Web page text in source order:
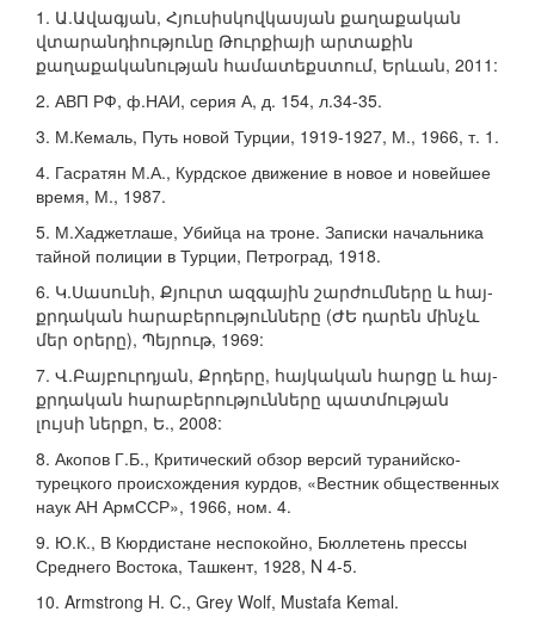
1. Ա.Ավագյան, Հյուսիսկովկասյան քաղաքական
վտարանդիությունը Թուրքիայի արտաքին
քաղաքականության համատեքստում, Երևան, 2011:
2. АВП РФ, ф.НАИ, серия А, д. 154, л.34-35.
3. М.Кемаль, Путь новой Турции, 1919-1927, М., 1966, т. 1.
4. Гасратян М.А., Курдское движение в новое и новейшее
время, М., 1987.
5. М.Хаджетлаше, Убийца на троне. Записки начальника
тайной полиции в Турции, Петроград, 1918.
6. Կ.Սասունի, Քյուրտ ազգային շարժումները և հայ-
քրդական հարաբերությունները (ԺԵ դարեն մինչև
մեր օրերը), Պեյրութ, 1969:
7. Վ.Բայբուրդյան, Քրդերը, հայկական հարցը և հայ-
քրդական հարաբերությունները պատմության
լույսի ներքո, Ե., 2008:
8. Акопов Г.Б., Критический обзор версий туранийско-
турецкого происхождения курдов, «Вестник общественных
наук АН АрмССР», 1966, ном. 4.
9. Ю.К., В Кюрдистане неспокойно, Бюллетень прессы
Среднего Востока, Ташкент, 1928, N 4-5.
10. Armstrong H. C., Grey Wolf, Mustafa Kemal.